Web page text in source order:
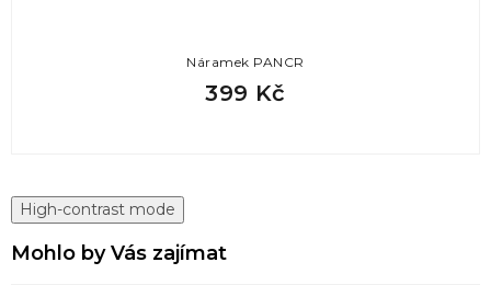
Náramek PANCR
399 Kč
High-contrast mode
Mohlo by Vás zajímat